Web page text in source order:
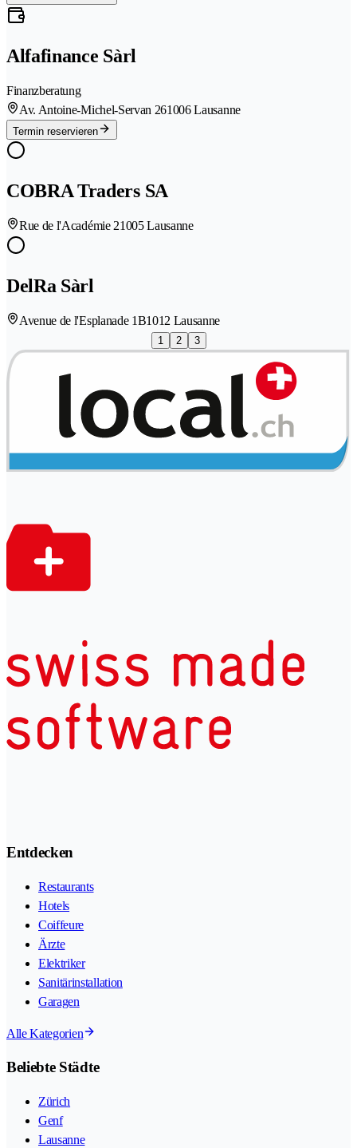
Alfafinance Sàrl
Finanzberatung
Av. Antoine-Michel-Servan 261006 Lausanne
Termin reservieren
COBRA Traders SA
Rue de l'Académie 21005 Lausanne
DelRa Sàrl
Avenue de l'Esplanade 1B1012 Lausanne
1 2 3
Entdecken
Restaurants
Hotels
Coiffeure
Ärzte
Elektriker
Sanitärinstallation
Garagen
Alle Kategorien
Beliebte Städte
Zürich
Genf
Lausanne